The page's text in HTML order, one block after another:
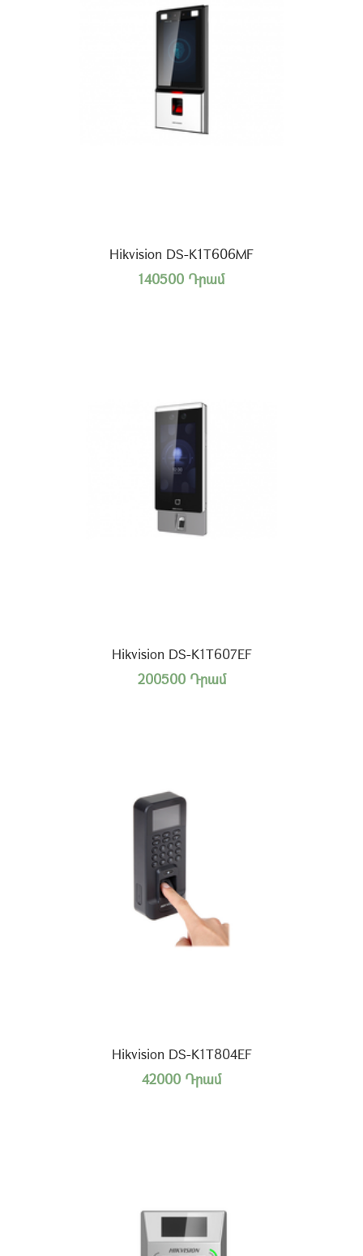
Hikvision DS-K1T606MF
140500 Դրամ
Hikvision DS-K1T607EF
200500 Դրամ
Hikvision DS-K1T804EF
42000 Դրամ